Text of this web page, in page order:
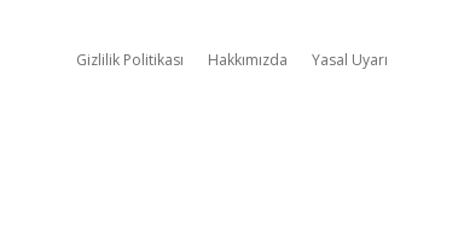
Gizlilik Politikası Hakkımızda Yasal Uyarı